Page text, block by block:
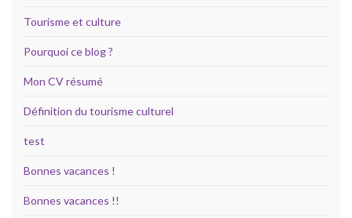
Tourisme et culture
Pourquoi ce blog ?
Mon CV résumé
Définition du tourisme culturel
test
Bonnes vacances !
Bonnes vacances !!